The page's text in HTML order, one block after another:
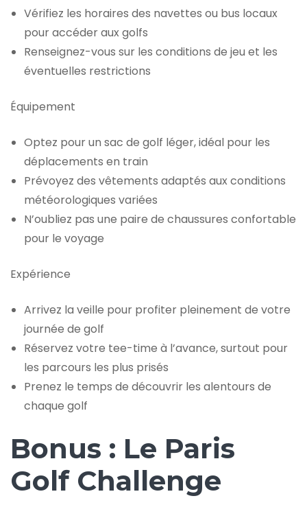
Vérifiez les horaires des navettes ou bus locaux
pour accéder aux golfs
Renseignez-vous sur les conditions de jeu et les
éventuelles restrictions
Équipement
Optez pour un sac de golf léger, idéal pour les
déplacements en train
Prévoyez des vêtements adaptés aux conditions
météorologiques variées
N’oubliez pas une paire de chaussures confortable
pour le voyage
Expérience
Arrivez la veille pour profiter pleinement de votre
journée de golf
Réservez votre tee-time à l’avance, surtout pour
les parcours les plus prisés
Prenez le temps de découvrir les alentours de
chaque golf
Bonus : Le Paris
Golf Challenge